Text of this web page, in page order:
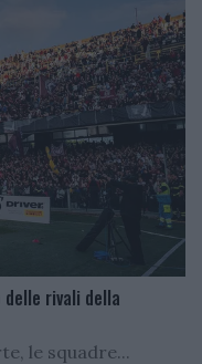
rivali della
le squadre...